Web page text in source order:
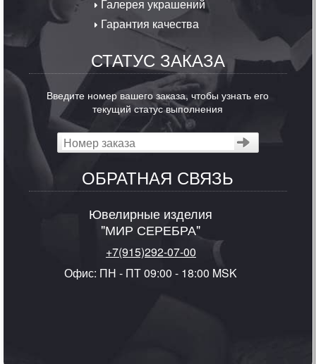
Галерея украшений
Гарантия качества
СТАТУС ЗАКАЗА
Введите номер вашего заказа, чтобы узнать его
текущий статус выполнения
ОБРАТНАЯ СВЯЗЬ
Ювелирные изделия
"МИР СЕРЕБРА"
+7(915)292-07-00
Офис: ПН - ПТ 09:00 - 18:00 MSK